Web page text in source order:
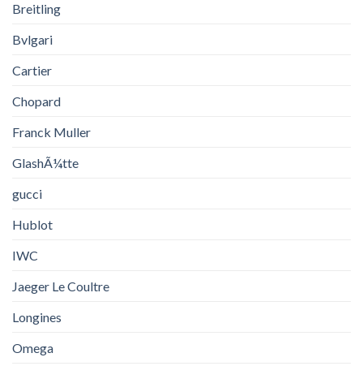
Breitling
Bvlgari
Cartier
Chopard
Franck Muller
GlashÃ¼tte
gucci
Hublot
IWC
Jaeger Le Coultre
Longines
Omega